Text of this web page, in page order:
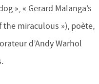
», « Gerard Malanga’s
miraculous »), poète,
d’Andy Warhol